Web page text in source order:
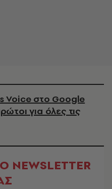
Voice στο Google
για όλες τις
NEWSLETTER